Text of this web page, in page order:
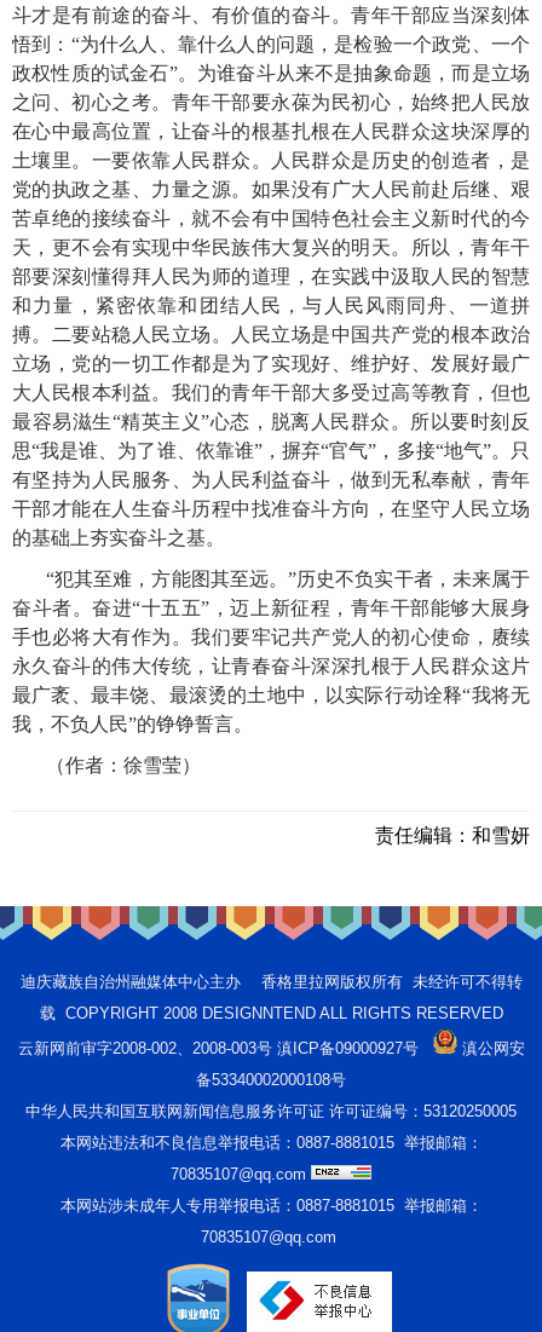
斗才是有前途的奋斗、有价值的奋斗。青年干部应当深刻体
悟到：“为什么人、靠什么人的问题，是检验一个政党、一个
政权性质的试金石”。为谁奋斗从来不是抽象命题，而是立场
之问、初心之考。青年干部要永葆为民初心，始终把人民放
在心中最高位置，让奋斗的根基扎根在人民群众这块深厚的
土壤里。一要依靠人民群众。人民群众是历史的创造者，是
党的执政之基、力量之源。如果没有广大人民前赴后继、艰
苦卓绝的接续奋斗，就不会有中国特色社会主义新时代的今
天，更不会有实现中华民族伟大复兴的明天。所以，青年干
部要深刻懂得拜人民为师的道理，在实践中汲取人民的智慧
和力量，紧密依靠和团结人民，与人民风雨同舟、一道拼
搏。二要站稳人民立场。人民立场是中国共产党的根本政治
立场，党的一切工作都是为了实现好、维护好、发展好最广
大人民根本利益。我们的青年干部大多受过高等教育，但也
最容易滋生“精英主义”心态，脱离人民群众。所以要时刻反
思“我是谁、为了谁、依靠谁”，摒弃“官气”，多接“地气”。只
有坚持为人民服务、为人民利益奋斗，做到无私奉献，青年
干部才能在人生奋斗历程中找准奋斗方向，在坚守人民立场
的基础上夯实奋斗之基。
“犯其至难，方能图其至远。”历史不负实干者，未来属于
奋斗者。奋进“十五五”，迈上新征程，青年干部能够大展身
手也必将大有作为。我们要牢记共产党人的初心使命，赓续
永久奋斗的伟大传统，让青春奋斗深深扎根于人民群众这片
最广袤、最丰饶、最滚烫的土地中，以实际行动诠释“我将无
我，不负人民”的铮铮誓言。
（作者：徐雪莹）
责任编辑： 和雪妍
迪庆藏族自治州融媒体中心主办 香格里拉网版权所有 未经许可不得转
载 COPYRIGHT 2008 DESIGNNTEND ALL RIGHTS RESERVED
云新网前审字2008-002、2008-003号 滇ICP备09000927号
滇公网安
备53340002000108号
中华人民共和国互联网新闻信息服务许可证 许可证编号：53120250005
本网站违法和不良信息举报电话：0887-8881015 举报邮箱：
70835107@qq.com
本网站涉未成年人专用举报电话：0887-8881015 举报邮箱：
70835107@qq.com